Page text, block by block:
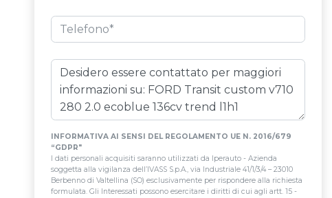
INFORMATIVA AI SENSI DEL REGOLAMENTO UE N. 2016/679
“GDPR"
I dati personali acquisiti saranno utilizzati da Iperauto - Azienda
soggetta alla vigilanza dell’IVASS S.p.A., via Industriale 41/1/3/4 – 23010
Berbenno di Valtellina (SO) esclusivamente per rispondere alla richiesta
formulata. Gli Interessati possono esercitare i diritti di cui agli artt. 15 -